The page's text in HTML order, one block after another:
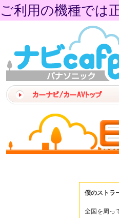
ご利用の機種では
僕のストラ
全国を周っ